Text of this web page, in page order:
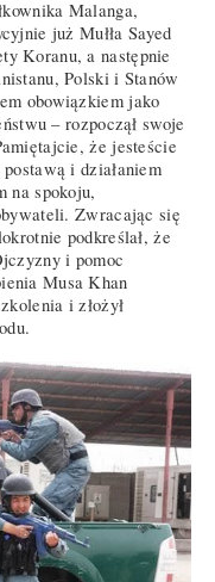
Malanga,
już Mułła Sayed
Koranu, a następnie
Polski i Stanów
obowiązkiem jako
– rozpoczął swoje
że jesteście
i działaniem
na spokoju,
Zwracając się
podkreślał, że
i pomoc
Musa Khan
i złożył